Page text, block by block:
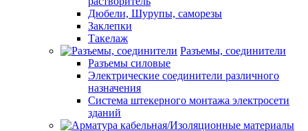
Дюбели, Шурупы, саморезы
Заклепки
Такелаж
Разъемы, соединители
Разъемы силовые
Электрические соединители различного
назначения
Система штекерного монтажа электросети
зданий